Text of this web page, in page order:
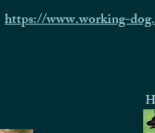
https://www.working-